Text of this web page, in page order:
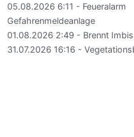
05.08.2026 6:11 - Feueralarm
Gefahrenmeldeanlage
01.08.2026 2:49 - Brennt
31.07.2026 16:16 -